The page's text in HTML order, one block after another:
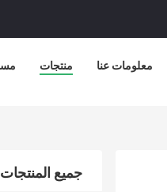
منتجات معلومات عنا
جميع المنتجات